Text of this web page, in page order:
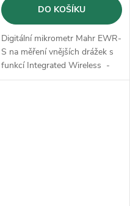
DO KOŠÍKU
Digitální mikrometr Mahr EWR-
S na měření vnějších drážek s
funkcí Integrated Wireless -
IP65.